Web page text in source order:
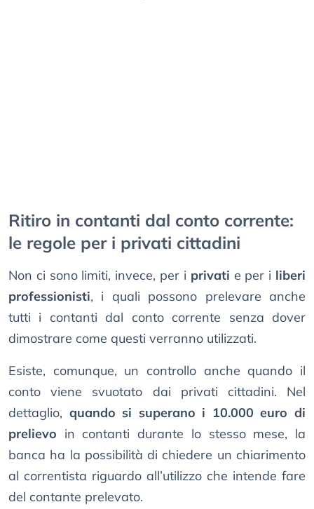
Ritiro in contanti dal conto corrente:
le regole per i privati cittadini
Non ci sono limiti, invece, per i privati e per i liberi
professionisti, i quali possono prelevare anche
tutti i contanti dal conto corrente senza dover
dimostrare come questi verranno utilizzati.
Esiste, comunque, un controllo anche quando il
conto viene svuotato dai privati cittadini. Nel
dettaglio, quando si superano i 10.000 euro di
prelievo in contanti durante lo stesso mese, la
banca ha la possibilità di chiedere un chiarimento
al correntista riguardo all’utilizzo che intende fare
del contante prelevato.